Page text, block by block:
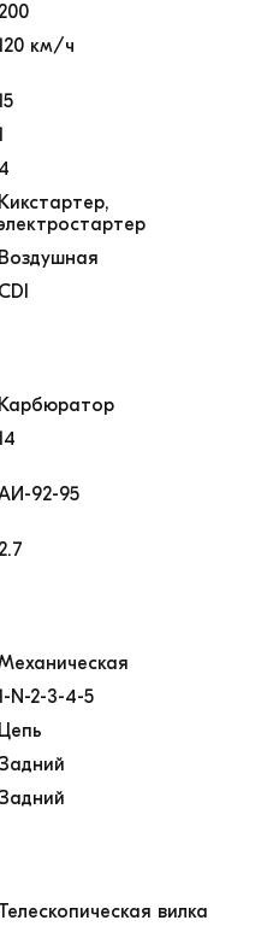
200
120 км/ч
15
1
4
Кикстартер,
Воздушная
CDI
Карбюратор
14
АИ-92-95
2.7
Механическая
1-N-2-3-4-5
Цепь
Задний
Задний
Телескопическая вилка